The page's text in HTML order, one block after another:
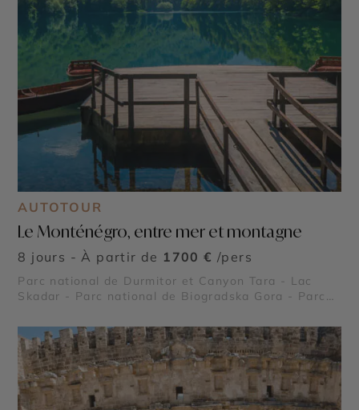
AUTOTOUR
Le Monténégro, entre mer et montagne
8 jours - À partir de 1700 € /pers
Parc national de Durmitor et Canyon Tara - Lac
Skadar - Parc national de Biogradska Gora - Parc